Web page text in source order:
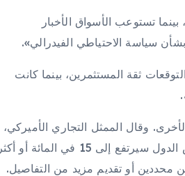
تستوعب الأسواق الأخبار
سياسة الاحتياطي الفيدرالي».
ثقة المستثمرين، بينما كانت
وقال الممثل التجاري الأميركي،
جيمسون غرير، يوم الأربعاء، إن معدل التعريفة الجمركية الأميركية على بعض الدول سيرتفع إلى 15 في المائة أو أكثر